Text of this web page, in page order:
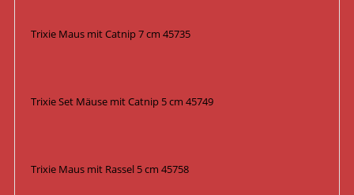
Trixie Maus mit Catnip 7 cm 45735
Trixie Set Mäuse mit Catnip 5 cm 45749
Trixie Maus mit Rassel 5 cm 45758